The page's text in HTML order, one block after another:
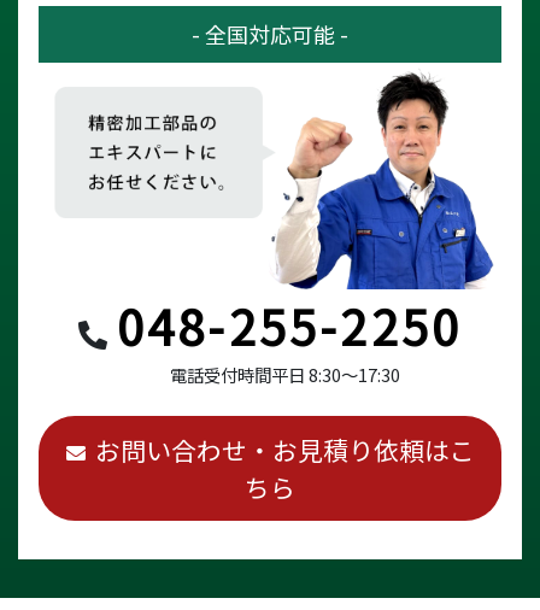
- 全国対応可能 -
048-255-2250
電話受付時間平日 8:30～17:30
お問い合わせ・お見積り依頼はこ
ちら